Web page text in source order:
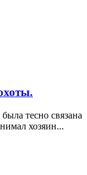
тесно связана
хозяин...